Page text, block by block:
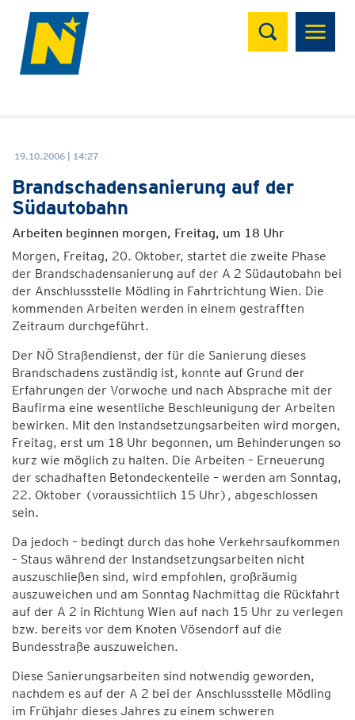
Suchen
19.10.2006 | 14:27
Brandschadensanierung auf der
Südautobahn
Arbeiten beginnen morgen, Freitag, um 18 Uhr
Morgen, Freitag, 20. Oktober, startet die zweite Phase
der Brandschadensanierung auf der A 2 Südautobahn bei
der Anschlussstelle Mödling in Fahrtrichtung Wien. Die
kommenden Arbeiten werden in einem gestrafften
Zeitraum durchgeführt.
Der NÖ Straßendienst, der für die Sanierung dieses
Brandschadens zuständig ist, konnte auf Grund der
Erfahrungen der Vorwoche und nach Absprache mit der
Baufirma eine wesentliche Beschleunigung der Arbeiten
bewirken. Mit den Instandsetzungsarbeiten wird morgen,
Freitag, erst um 18 Uhr begonnen, um Behinderungen so
kurz wie möglich zu halten. Die Arbeiten – Erneuerung
der schadhaften Betondeckenteile – werden am Sonntag,
22. Oktober (voraussichtlich 15 Uhr), abgeschlossen
sein.
Da jedoch – bedingt durch das hohe Verkehrsaufkommen
– Staus während der Instandsetzungsarbeiten nicht
auszuschließen sind, wird empfohlen, großräumig
auszuweichen und am Sonntag Nachmittag die Rückfahrt
auf der A 2 in Richtung Wien auf nach 15 Uhr zu verlegen
bzw. bereits vor dem Knoten Vösendorf auf die
Bundesstraße auszuweichen.
Diese Sanierungsarbeiten sind notwendig geworden,
nachdem es auf der A 2 bei der Anschlussstelle Mödling
im Frühjahr dieses Jahres zu einem schweren